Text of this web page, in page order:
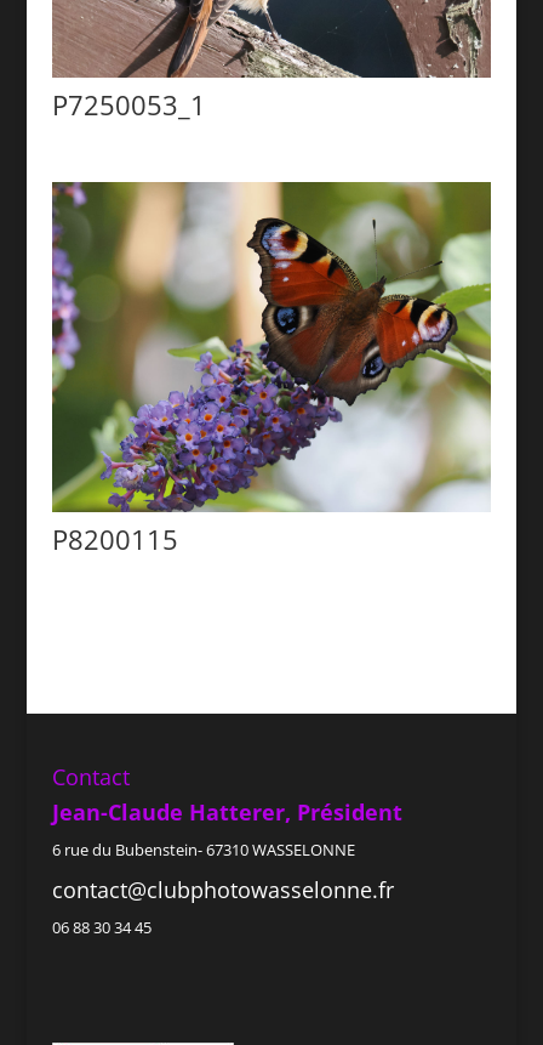
P7250053_1
P8200115
Contact
Jean-Claude Hatterer, Président
6 rue du Bubenstein- 67310 WASSELONNE
contact@clubphotowasselonne.fr
06 88 30 34 45